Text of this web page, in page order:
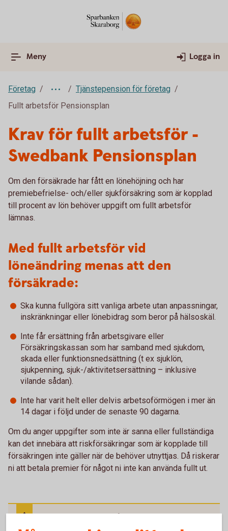
Meny Logga in
Företag
Tjänstepension för företag
Fullt arbetsför Pensionsplan
Krav för fullt arbetsför -
Swedbank Pensionsplan
Om den försäkrade har fått en lönehöjning och har
premiebefrielse- och/eller sjukförsäkring som är kopplad
till procent av lön behöver uppgift om fullt arbetsför
lämnas.
Med fullt arbetsför vid
löneändring menas att den
försäkrade:
Ska kunna fullgöra sitt vanliga arbete utan anpassningar,
inskränkningar eller lönebidrag som beror på hälsoskäl.
Inte får ersättning från arbetsgivare eller
Försäkringskassan som har samband med sjukdom,
skada eller funktionsnedsättning (t ex sjuklön,
sjukpenning, sjuk-/aktivitetsersättning – inklusive
vilande sådan).
Inte har varit helt eller delvis arbetsoförmögen i mer än
14 dagar i följd under de senaste 90 dagarna.
Om du anger uppgifter som inte är sanna eller fullständiga
kan det innebära att riskförsäkringar som är kopplade till
försäkringen inte gäller när de behöver utnyttjas. Då riskerar
ni att betala premier för något ni inte kan använda fullt ut.
godkänna cookies för Funktioner, prestanda